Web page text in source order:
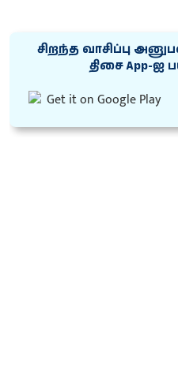
சிறந்த வாசிப்பு
திசை App-ஐ